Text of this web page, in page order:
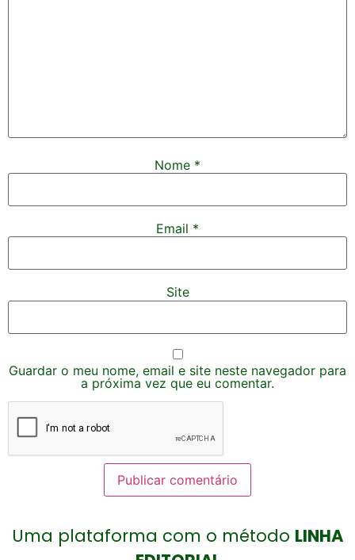
Nome *
Email *
Site
Guardar o meu nome, email e site neste navegador para
a próxima vez que eu comentar.
Uma plataforma com o método LINHA